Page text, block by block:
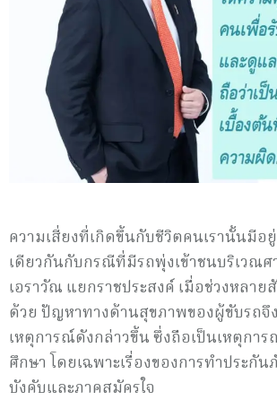
ความเสี่ยงที่เกิดขึ้นกับชีวิตคนเรานั้นมีอ
เดียวกันกับกรณีที่มีรถพุ่งเข้าชนบริเวณ
เอราวัณ แยกราชประสงค์ เมื่อช่วงหลา
ด้วย ปัญหาทางด้านสุขภาพของผู้ขับรถจึ
เหตุการณ์ดังกล่าวขึ้น ซึ่งถือเป็นเหตุกา
ศึกษา โดยเฉพาะเรื่องของการทำประกั
บังคับและภาคสมัครใจ